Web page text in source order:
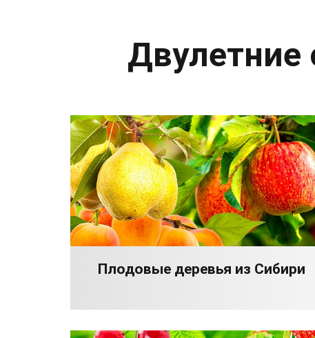
Плодовые деревья из Сибири